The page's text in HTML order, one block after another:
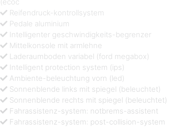
Reifendruck-kontrollsystem
Pedale aluminium
Intelligenter geschwindigkeits-begrenzer
Mittelkonsole mit armlehne
Laderaumboden variabel (ford megabox)
Intelligent protection system (ips)
Ambiente-beleuchtung vorn (led)
Sonnenblende links mit spiegel (beleuchtet)
Sonnenblende rechts mit spiegel (beleuchtet)
Fahrassistenz-system: notbrems-assistent
Fahrassistenz-system: post-collision-system